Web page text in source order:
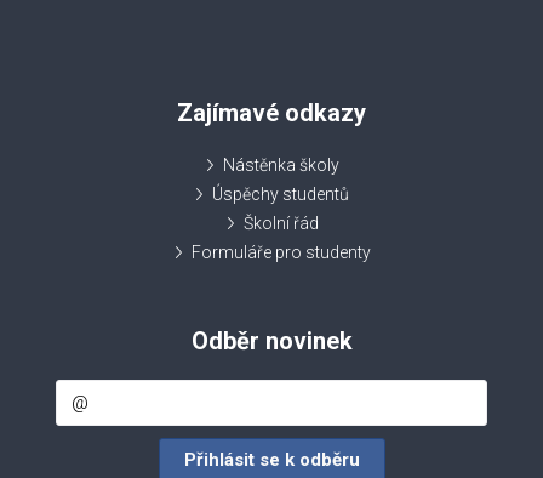
Zajímavé odkazy
Nástěnka školy
Úspěchy studentů
Školní řád
Formuláře pro studenty
Odběr novinek